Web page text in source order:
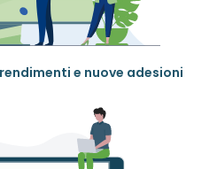
e nuove adesioni